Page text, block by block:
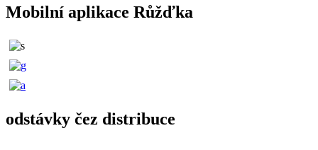
Mobilní aplikace Růžďka
odstávky čez distribuce